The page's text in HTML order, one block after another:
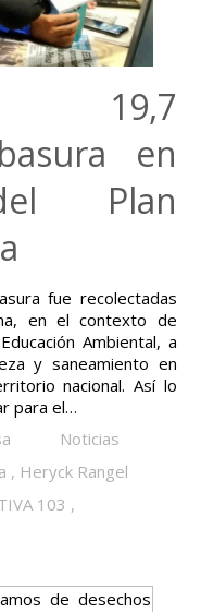
19,7
en
Plan
fue recolectadas
en el contexto de
Ambiental, a
y saneamiento en
nacional. Así lo
para el…
Noticias
, Heryck Rangel
103 ,